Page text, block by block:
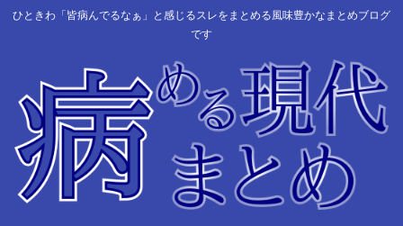
ひときわ「皆病んでるなぁ」と感じるスレをまとめる風味豊かなまとめブログ
です